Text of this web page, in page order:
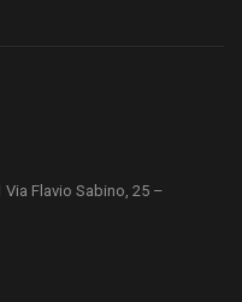
Flavio Sabino, 25 –